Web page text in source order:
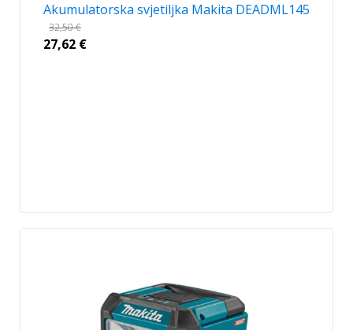
Akumulatorska svjetiljka Makita DEADML145
32,50€
27,62 €